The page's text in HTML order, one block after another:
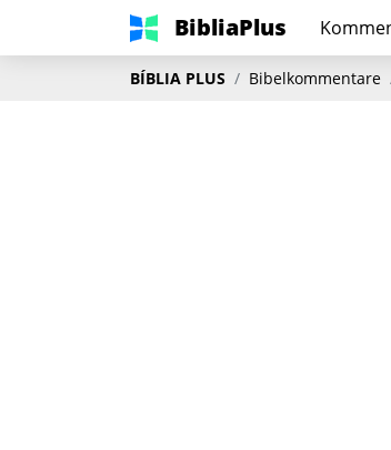
BibliaPlus
BÍBLIA PLUS Bibelkommentare